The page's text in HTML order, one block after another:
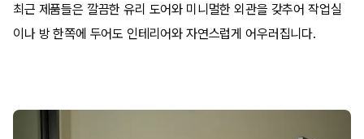
최근 제품들은 깔끔한 유리 도어와 미니멀한 외관을 갖추어 작업실
이나 방 한쪽에 두어도 인테리어와 자연스럽게 어우러집니다.